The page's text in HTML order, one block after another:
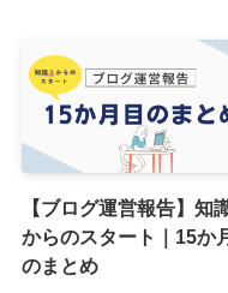
【ブログ運営報告】知
からのスタート｜15か
のまとめ